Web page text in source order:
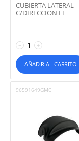
CUBIERTA LATERAL
C/DIRECCION LI
+
−
AÑADIR AL CARRITO
96591649GMC